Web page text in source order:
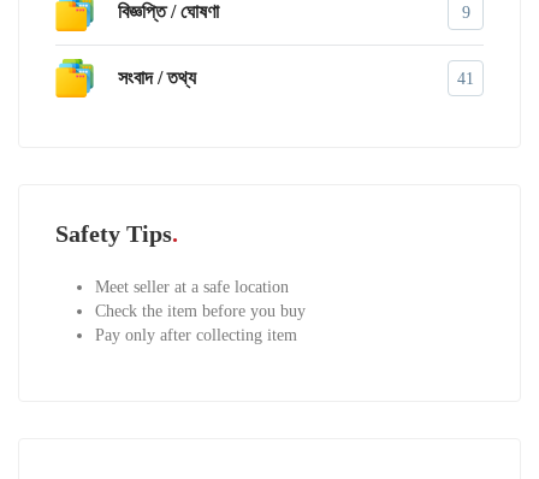
বিজ্ঞপ্তি / ঘোষণা 9
সংবাদ / তথ্য 41
Safety Tips
Meet seller at a safe location
Check the item before you buy
Pay only after collecting item